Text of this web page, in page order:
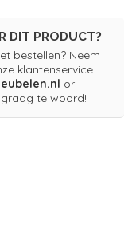
DIT PRODUCT?
bestellen? Neem
klantenservice
or
te woord!